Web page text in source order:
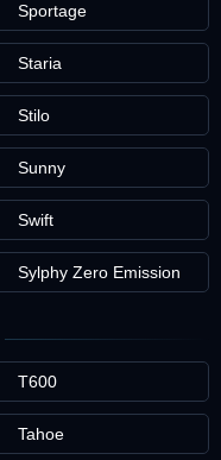
Sportage
Staria
Stilo
Sunny
Swift
Sylphy Zero Emission
T600
Tahoe